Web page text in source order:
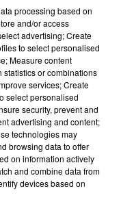
Voir plus
pour le
Arthur 2026 !
pour le
Automobile au
processing based on
and/or access
advertising; Create
to select personalised
Measure content
or combinations
services; Create
select personalised
security, prevent and
advertising and content;
technologies may
browsing data to offer
on information actively
and combine data from
devices based on